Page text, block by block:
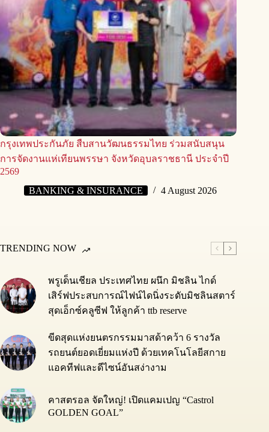
กรุงเทพประกันภัย สืบสานวัฒนธรรมไทย ร่วมสนับสนุน
การจัดงานแห่เทียนพรรษา จังหวัดอุบลราชธานี ประจำปี
2569
BANKING & INSURANCE
4 August 2026
TRENDING NOW
พรูเด็นเชียล ประเทศไทย ผนึก มิชลิน ไกด์
เสิร์ฟประสบการณ์ไฟน์ไดนิ่งระดับมิชลินสตาร์
สุดเอ็กซ์คลูซีฟ ให้ลูกค้า ttb reserve
ขีดสุดแห่งยนตรกรรมมาสด้าคว้า 6 รางวัล
รถยนต์ยอดเยี่ยมแห่งปี ด้วยเทคโนโลยีสกาย
แอคทีฟและดีไซน์อันสง่างาม
คาสตรอล จัดใหญ่! เปิดแคมเปญ “Castrol
GOLDEN GOAL”